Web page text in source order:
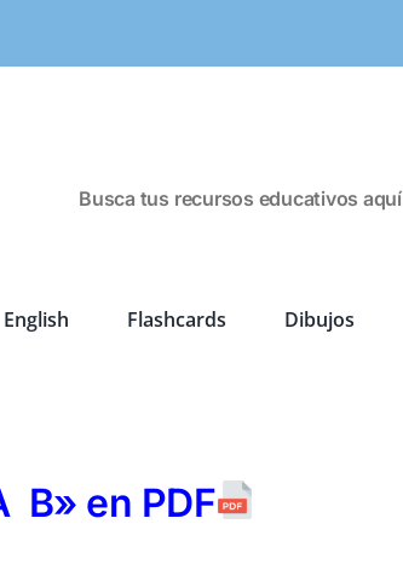
Busca tus recursos educativos aquí
English Flashcards Dibujos
B» en PDF